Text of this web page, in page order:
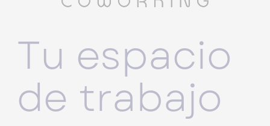
Tu espacio
de trabajo